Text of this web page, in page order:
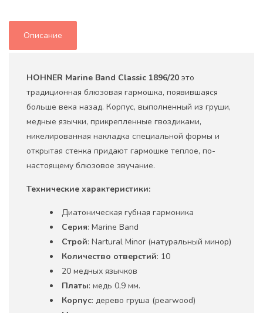
Описание
HOHNER Marine Band Classic 1896/20 это
традиционная блюзовая гармошка, появившаяся
больше века назад. Корпус, выполненный из груши,
медные язычки, прикрепленные гвоздиками,
никелированная накладка специальной формы и
открытая стенка придают гармошке теплое, по-
настоящему блюзовое звучание.
Технические характеристики:
Диатоническая губная гармоника
Серия: Marine Band
Строй: Nartural Minor (натуральный минор)
Количество отверстий: 10
20 медных язычков
Платы: медь 0,9 мм.
Корпус: дерево груша (pearwood)